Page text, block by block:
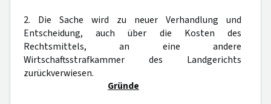
2. Die Sache wird zu neuer Verhandlung und
Entscheidung, auch über die Kosten des
Rechtsmittels, an eine andere
Wirtschaftsstrafkammer des Landgerichts
zurückverwiesen.
Gründe